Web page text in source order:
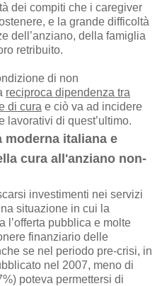
dei compiti che i caregiver
e la grande difficoltà
dell’anziano, della famiglia
retribuito.
di non
reciproca dipendenza tra
di cura e ciò va ad incidere
lavorativi di quest’ultimo.
moderna italiana e
cura all'anziano non-
investimenti nei servizi
situazione in cui la
l’offerta pubblica e molte
finanziario delle
se nel periodo pre-crisi, in
nel 2007, meno di
poteva permettersi di